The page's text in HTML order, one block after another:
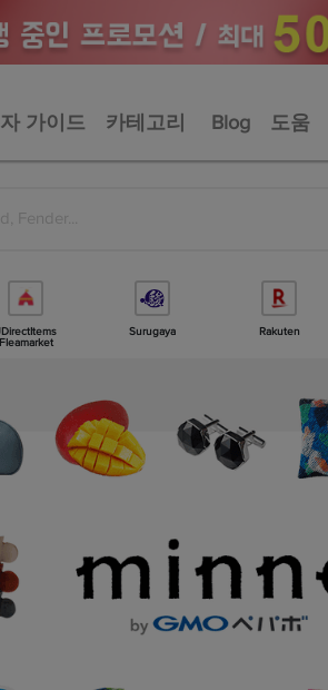
가이드 카테고리 Blog 도움
Fleamarket
Surugaya Rakuten